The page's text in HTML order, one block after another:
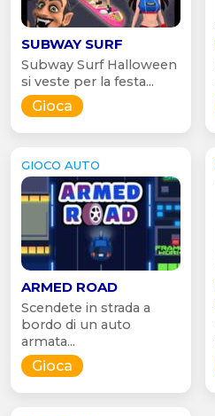
SUBWAY SURF
Subway Surf Halloween
si veste per la festa...
Gioca
GIOCO AUTO
ARMED ROAD
Scendete in strada a
bordo di un auto
armata...
Gioca